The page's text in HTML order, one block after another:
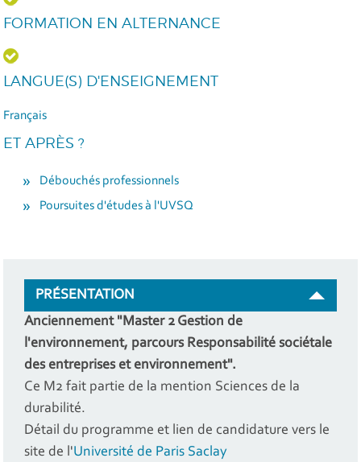
FORMATION EN ALTERNANCE
LANGUE(S) D'ENSEIGNEMENT
Français
ET APRÈS ?
Débouchés professionnels
Poursuites d'études à l'UVSQ
PRÉSENTATION
Anciennement "Master 2 Gestion de
l'environnement, parcours Responsabilité sociétale
des entreprises et environnement".
Ce M2 fait partie de la mention Sciences de la
durabilité.
Détail du programme et lien de candidature vers le
site de l'Université de Paris Saclay